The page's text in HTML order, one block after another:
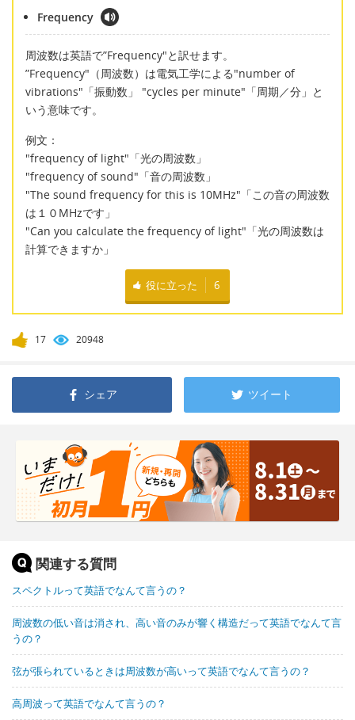
Frequency
周波数は英語で”Frequency"と訳せます。
”Frequency"（周波数）は電気工学による"number of
vibrations"「振動数」 "cycles per minute"「周期／分」と
いう意味です。
例文：
"frequency of light"「光の周波数」
"frequency of sound"「音の周波数」
"The sound frequency for this is 10MHz"「この音の周波数
は１０MHzです」
"Can you calculate the frequency of light"「光の周波数は
計算できますか」
役に立った 6
17 20948
シェア ツイート
関連する質問
スペクトルって英語でなんて言うの？
周波数の低い音は消され、高い音のみが響く構造だって英語でなんて言
うの？
弦が張られているときは周波数が高いって英語でなんて言うの？
高周波って英語でなんて言うの？